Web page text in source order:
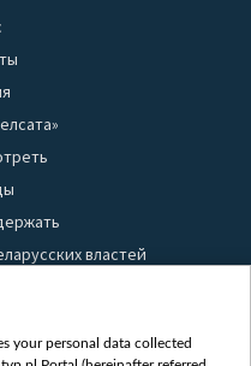
властей
материалов
your personal data collected